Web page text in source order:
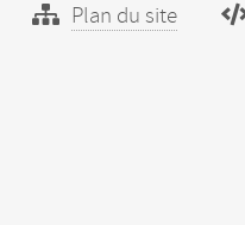
Plan du site